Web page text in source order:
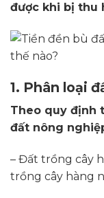
được khi bị thu
1. Phân loại
Theo quy định
đất nông
– Đất trồng cây
trồng cây hàng